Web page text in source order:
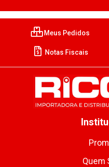
Meus Pedidos
Notas Fiscais
Quem